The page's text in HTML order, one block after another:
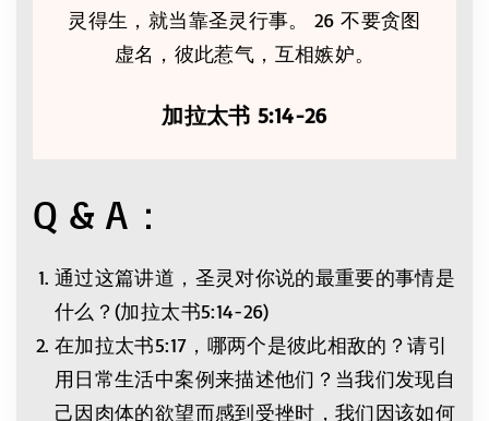
灵得生，就当靠圣灵行事。 26 不要贪图
虚名，彼此惹气，互相嫉妒。
加拉太书 5:14-26
Q & A：
通过这篇讲道，圣灵对你说的最重要的事情是
什么？(加拉太书5:14-26)
在加拉太书5:17，哪两个是彼此相敌的？请引
用日常生活中案例来描述他们？当我们发现自
己因肉体的欲望而感到受挫时，我们因该如何